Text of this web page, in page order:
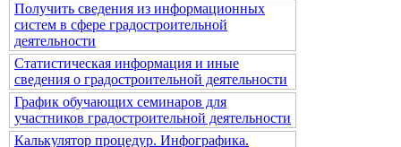
Получить сведения из информационных
систем в сфере градостроительной
деятельности
Статистическая информация и иные
сведения о градостроительной деятельности
График обучающих семинаров для
участников градостроительной деятельности
Калькулятор процедур. Инфографика.